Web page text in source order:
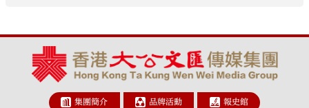
集團簡介 品牌活動 報史館